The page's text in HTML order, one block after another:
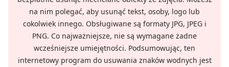
na nim polegać, aby usunąć tekst, osoby, logo lub
cokolwiek innego. Obsługiwane są formaty JPG, JPEG i
PNG. Co najważniejsze, nie są wymagane żadne
wcześniejsze umiejętności. Podsumowując, ten
internetowy program do usuwania znaków wodnych jest